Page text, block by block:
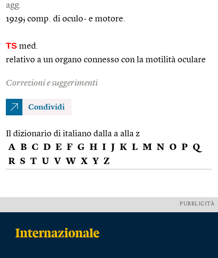
agg.
1929; comp. di oculo- e motore.
TS med.
relativo a un organo connesso con la motilità oculare
Correzioni e suggerimenti
Condividi
Il dizionario di italiano dalla a alla z
A B C D E F G H I J K L M N O P Q
R S T U V W X Y Z
PUBBLICITÀ